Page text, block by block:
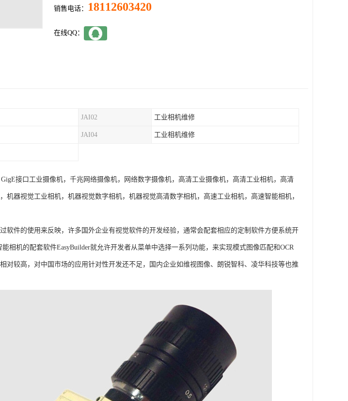
销售电话： 18112603420
在线QQ：
JAI02 工业相机维修
JAI04 工业相机维修
接口工业摄像机，千兆网络摄像机，网络数字摄像机，高清工业摄像机，高清工业相机，高清
机器视觉工业相机，机器视觉数字相机，机器视觉高清数字相机，高速工业相机，高速智能相机，
软件的使用来反映，许多国外企业有视觉软件的开发经验，通常会配套相应的定制软件方便系统开
相机的配套软件EasyBuilder就允许开发者从菜单中选择一系列功能，来实现模式图像匹配和OCR
对较高，对中国市场的应用针对性开发还不足，国内企业如维视图像、朗锐智科、凌华科技等也推